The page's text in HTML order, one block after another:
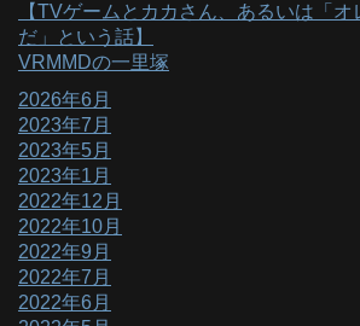
【TVゲームとカカさん、あるいは「
だ」という話】
VRMMDの一里塚
2026年6月
2023年7月
2023年5月
2023年1月
2022年12月
2022年10月
2022年9月
2022年7月
2022年6月